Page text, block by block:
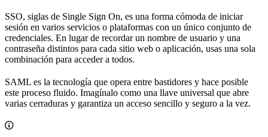
SSO, siglas de Single Sign On, es una forma cómoda de iniciar
sesión en varios servicios o plataformas con un único conjunto de
credenciales. En lugar de recordar un nombre de usuario y una
contraseña distintos para cada sitio web o aplicación, usas una sola
combinación para acceder a todos.
SAML es la tecnología que opera entre bastidores y hace posible
este proceso fluido. Imagínalo como una llave universal que abre
varias cerraduras y garantiza un acceso sencillo y seguro a la vez.